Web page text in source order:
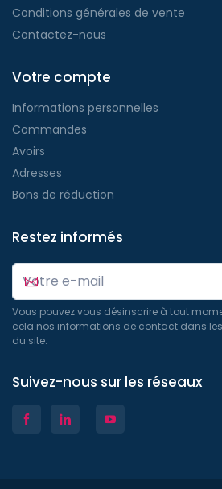
Conditions générales de vente
Contactez-nous
Votre compte
Informations personnelles
Commandes
Avoirs
Adresses
Bons de réduction
Restez informés
Vous pouvez vous désinscrire à tout
cela nos informations de contact dans
du site.
Suivez-nous sur les réseaux